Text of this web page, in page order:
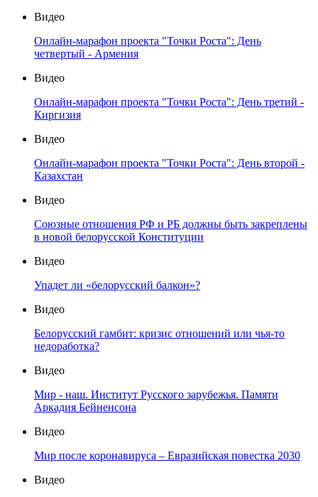
Видео
Онлайн-марафон проекта "Точки Роста": День
четвертый - Армения
Видео
Онлайн-марафон проекта "Точки Роста": День третий -
Киргизия
Видео
Онлайн-марафон проекта "Точки Роста": День второй -
Казахстан
Видео
Союзные отношения РФ и РБ должны быть закреплены
в новой белорусской Конституции
Видео
Упадет ли «белорусский балкон»?
Видео
Белорусский гамбит: кризис отношений или чья-то
недоработка?
Видео
Мир - наш. Институт Русского зарубежья. Памяти
Аркадия Бейненсона
Видео
Мир после коронавируса – Евразийская повестка 2030
Видео